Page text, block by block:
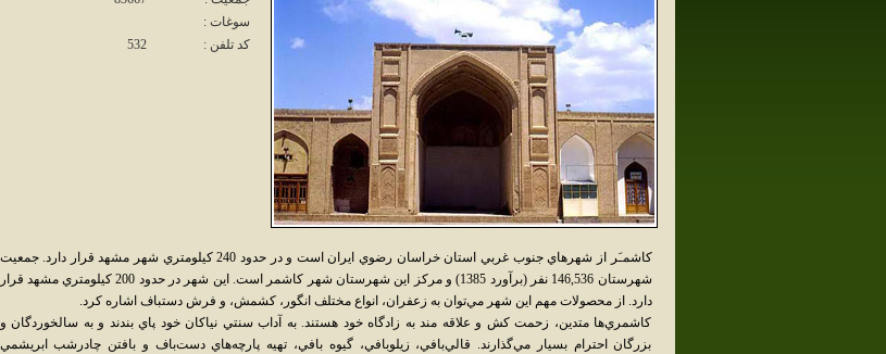
سوغات :
کد تلفن :
532
کاشمـَر از شهرهاي جنوب غربي استان خراسان رضوي ايران است و در حدود 240 کيلومتري شهر مشهد قرار دارد. جمعيت
شهرستان 146,536 نفر (برآورد 1385) و مرکز اين شهرستان شهر کاشمر است. اين شهر در حدود 200 کيلومتري مشهد قرار
دارد. از محصولات مهم اين شهر مي‌توان به زعفران، انواع مختلف انگور، کشمش، و فرش دستباف اشاره کرد.
کاشمري‌ها متدين، زحمت کش و علاقه مند به زادگاه خود هستند. به آداب سنتي نياکان خود پاي بندند و به سالخوردگان و
بزرگان احترام بسيار مي‌گذارند. قالي‌بافي، زيلوبافي، گيوه بافي، تهيه پارچه‌هاي دست‌باف و بافتن چادرشب ابريشمي